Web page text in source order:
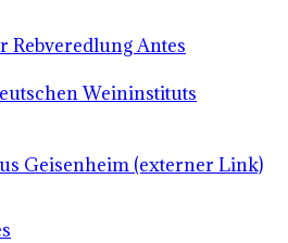
Rebveredlung Antes
Weininstituts
Geisenheim (externer Link)